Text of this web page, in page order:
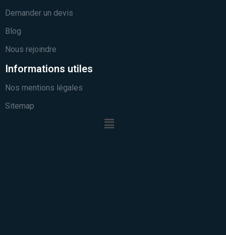
Demander un devis
Blog
Nous rejoindre
Informations utiles
Nos mentions légales
Sitemap